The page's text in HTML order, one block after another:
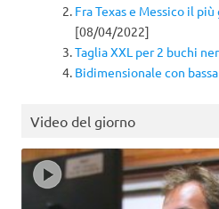
Fra Texas e Messico il
[08/04/2022]
Taglia XXL per 2 buchi
Bidimensionale con
Video del giorno